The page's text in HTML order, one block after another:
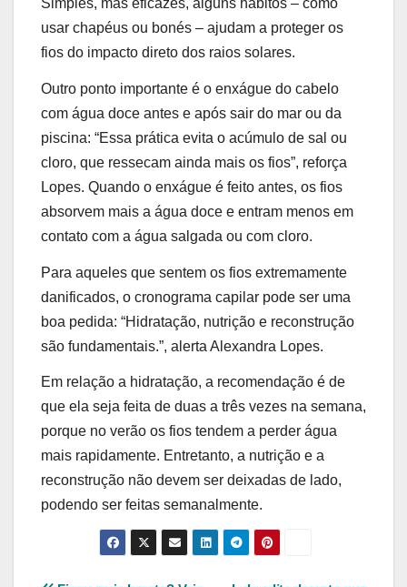
Simples, mas eficazes, alguns hábitos – como
usar chapéus ou bonés – ajudam a proteger os
fios do impacto direto dos raios solares.
Outro ponto importante é o enxágue do cabelo
com água doce antes e após sair do mar ou da
piscina: “Essa prática evita o acúmulo de sal ou
cloro, que ressecam ainda mais os fios”, reforça
Lopes. Quando o enxágue é feito antes, os fios
absorvem mais a água doce e entram menos em
contato com a água salgada ou com cloro.
Para aqueles que sentem os fios extremamente
danificados, o cronograma capilar pode ser uma
boa pedida: “Hidratação, nutrição e reconstrução
são fundamentais.”, alerta Alexandra Lopes.
Em relação a hidratação, a recomendação é de
que ela seja feita de duas a três vezes na semana,
porque no verão os fios tendem a perder água
mais rapidamente. Entretanto, a nutrição e a
reconstrução não devem ser deixadas de lado,
podendo ser feitas semanalmente.